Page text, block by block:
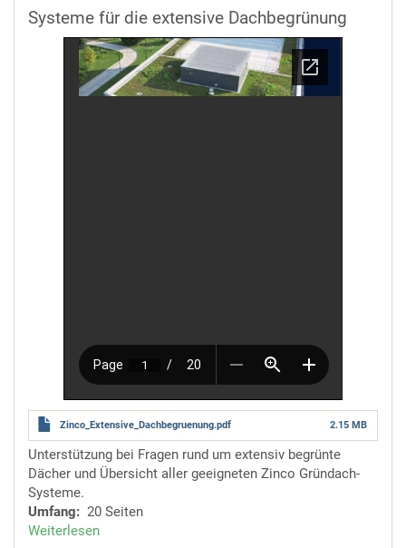
Systeme für die extensive Dachbegrünung
Zinco_Extensive_Dachbegruenung.pdf 2.15 MB
Unterstützung bei Fragen rund um extensiv begrünte
Dächer und Übersicht aller geeigneten Zinco Gründach-
Systeme.
Umfang
20 Seiten
Weiterlesen